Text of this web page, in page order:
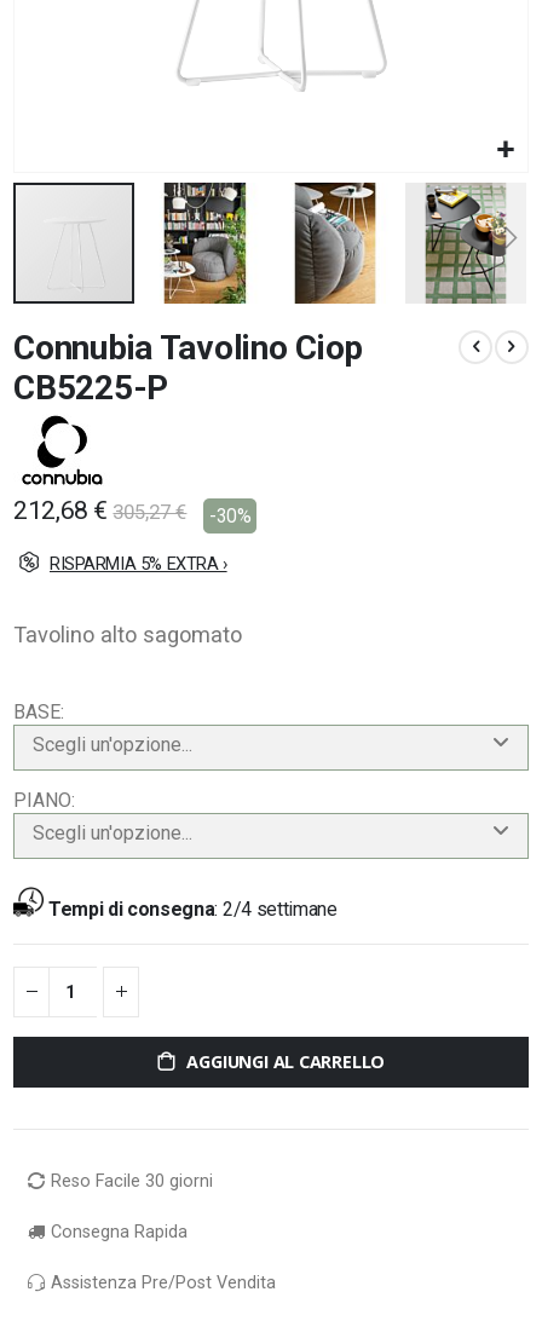
all'inizio
della
galleria
immagini
Connubia Tavolino Ciop
CB5225-P
212,68 € 305,27 € -30%
RISPARMIA 5% EXTRA ›
Tavolino alto sagomato
BASE
Scegli un'opzione...
PIANO
Scegli un'opzione...
Tempi di consegna: 2/4 settimane
AGGIUNGI AL CARRELLO
Reso Facile 30 giorni
Consegna Rapida
Assistenza Pre/Post Vendita